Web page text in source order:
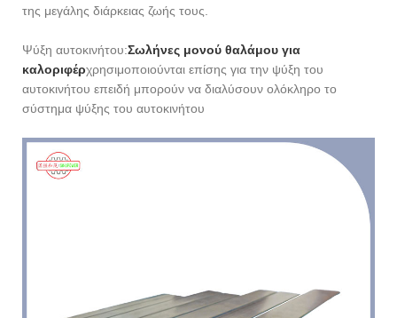
της μεγάλης διάρκειας ζωής τους.
Ψύξη αυτοκινήτου:Σωλήνες μονού θαλάμου για
καλοριφέρχρησιμοποιούνται επίσης για την ψύξη του
αυτοκινήτου επειδή μπορούν να διαλύσουν ολόκληρο το
σύστημα ψύξης του αυτοκινήτου